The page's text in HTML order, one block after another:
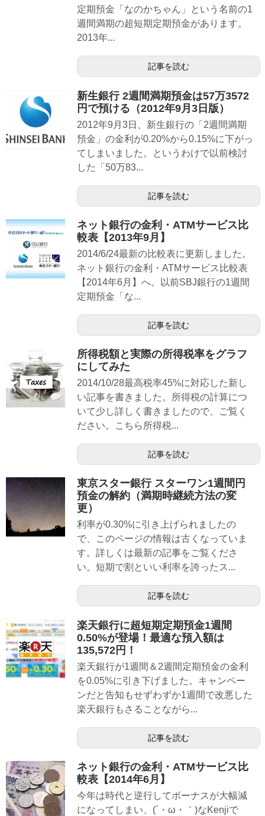
定期預金「なのかちゃん」という名前の1
週間満期の超短期定期預金があります。
2013年...
記事を読む
新生銀行 2週間満期預金は57万3572
円で預ける（2012年9月3日版）
2012年9月3日、新生銀行の「2週間満期
預金」の金利が0.20%から0.15%に下がっ
てしまいました。というわけで以前検討
した「50万83...
記事を読む
ネット銀行の金利・ATMサービス比
較表【2013年9月】
2014/6/24最新の比較表に更新しました。
ネット銀行の金利・ATMサービス比較表
【2014年6月】へ。以前SBJ銀行の1週間
定期預金「な...
記事を読む
所得税額と実際の所得税率をグラフ
にしてみた
2014/10/28最高税率45%に対応した新し
い記事を書きました。所得税の計算につ
いて少し詳しく書きましたので、ご覧く
ださい。こちら所得税...
記事を読む
東京スター銀行 スターワン1週間円
預金の解約（満期時継続方法の変
更）
利率が0.30%に引き上げられましたの
で、このページの情報は古くなっていま
す。詳しくは最新の記事をご覧くださ
い。短期で割といい利率を誇ったス...
記事を読む
楽天銀行に超短期定期預金1週間
0.50%が登場！最適な預入額は
135,572円！
楽天銀行が1週間＆2週間定期預金の金利
を0.05%に引き下げました。キャンペー
ンだと告知もせずわずか1週間で改悪した
楽天銀行もさることながら...
記事を読む
ネット銀行の金利・ATMサービス比
較表【2014年6月】
今年は時代と逆行してボーナスが大幅減
になってしまい、(´・ω・｀)なKenjiで